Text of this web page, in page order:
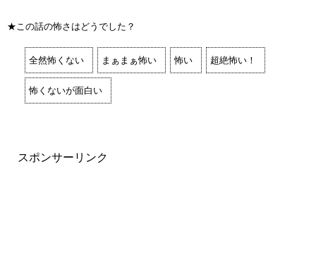
★この話の怖さはどうでした？
全然怖くない まぁまぁ怖い 怖い 超絶怖い！
怖くないが面白い
スポンサーリンク